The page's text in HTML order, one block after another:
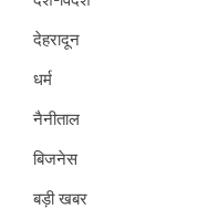
देहरादून
धर्म
नैनीताल
बिजनेस
बड़ी खबर